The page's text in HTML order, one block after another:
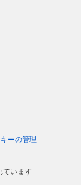
ーの管理
ています